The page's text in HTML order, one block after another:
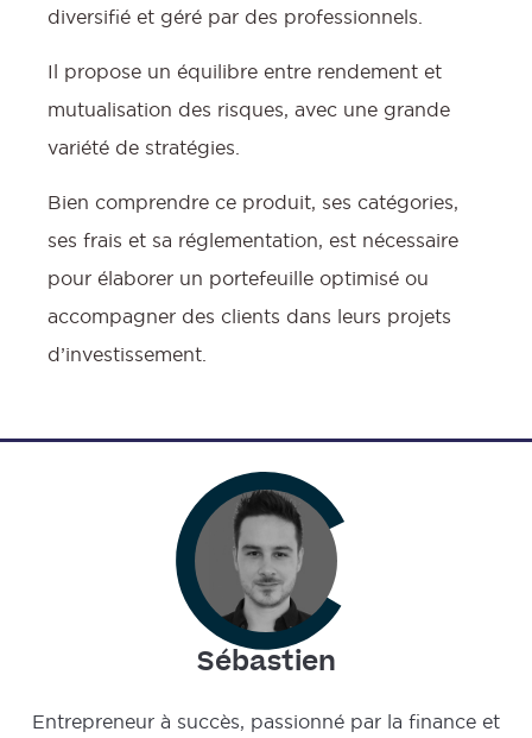
diversifié et géré par des professionnels.
Il propose un équilibre entre rendement et
mutualisation des risques, avec une grande
variété de stratégies.
Bien comprendre ce produit, ses catégories,
ses frais et sa réglementation, est nécessaire
pour élaborer un portefeuille optimisé ou
accompagner des clients dans leurs projets
d’investissement.
Sébastien
Entrepreneur à succès, passionné par la finance et